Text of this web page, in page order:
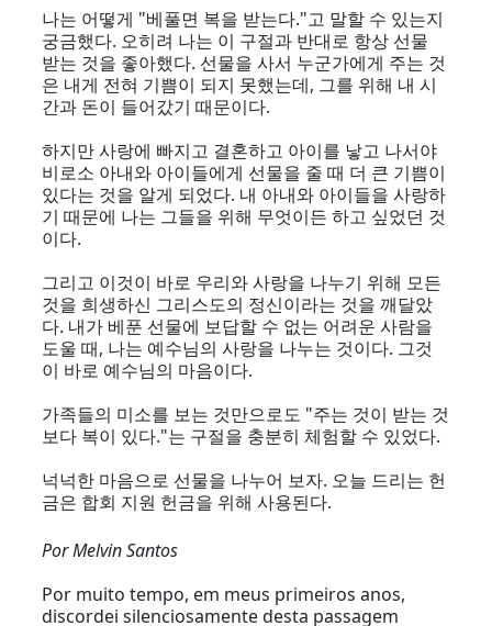
나는 어떻게 "베풀면 복을 받는다."고 말할 수 있는지
궁금했다. 오히려 나는 이 구절과 반대로 항상 선물
받는 것을 좋아했다. 선물을 사서 누군가에게 주는 것
은 내게 전혀 기쁨이 되지 못했는데, 그를 위해 내 시
간과 돈이 들어갔기 때문이다.
하지만 사랑에 빠지고 결혼하고 아이를 낳고 나서야
비로소 아내와 아이들에게 선물을 줄 때 더 큰 기쁨이
있다는 것을 알게 되었다. 내 아내와 아이들을 사랑하
기 때문에 나는 그들을 위해 무엇이든 하고 싶었던 것
이다.
그리고 이것이 바로 우리와 사랑을 나누기 위해 모든
것을 희생하신 그리스도의 정신이라는 것을 깨달았
다. 내가 베푼 선물에 보답할 수 없는 어려운 사람을
도울 때, 나는 예수님의 사랑을 나누는 것이다. 그것
이 바로 예수님의 마음이다.
가족들의 미소를 보는 것만으로도 "주는 것이 받는 것
보다 복이 있다."는 구절을 충분히 체험할 수 있었다.
넉넉한 마음으로 선물을 나누어 보자. 오늘 드리는 헌
금은 합회 지원 헌금을 위해 사용된다.
Por Melvin Santos
Por muito tempo, em meus primeiros anos,
discordei silenciosamente desta passagem